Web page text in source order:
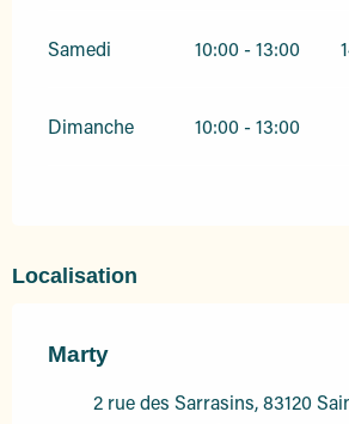
Samedi 10:00 - 13:00
Dimanche 10:00 - 13:00
Localisation
Marty
2 rue des Sarrasins, 83120